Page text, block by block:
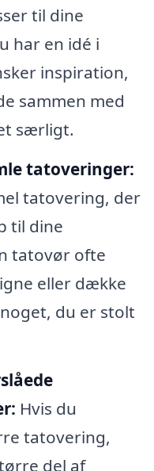
til dine
har en idé i
inspiration,
sammen med
særligt.
tatoveringer:
tatovering, der
til dine
tatovør ofte
eller dække
du er stolt
Hvis du
tatovering,
del af